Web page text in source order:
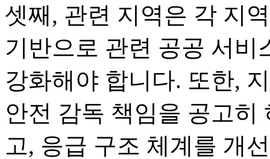
셋째, 관련 지역은 각 지
기반으로 관련 공공 서비
강화해야 합니다. 또한,
안전 감독 책임을 공고히
고, 응급 구조 체계를 개